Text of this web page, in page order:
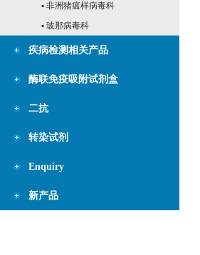
▪ 非洲猪瘟样病毒科
▪ 玻那病毒科
疾病检测相关产品
酶联免疫吸附试剂盒
二抗
转染试剂
Enquiry
新产品